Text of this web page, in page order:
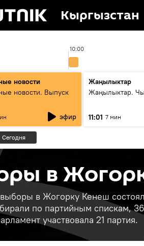
Кыргызстан
10:00
новости
новости. Выпуск
эфир
Жаңылыктар
Жаңылыктар.
11:01 7 мин
Сегодня
в
в Жогорку Кенеш
по партийным спискам,
участвовала 21 партия.